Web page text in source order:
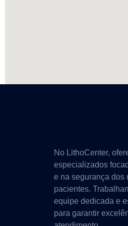
No LithoCenter,
especializados
e na segurança dos
pacientes.
equipe dedicada e
para garantir